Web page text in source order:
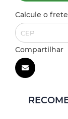
Calcule o frete
Compartilhar